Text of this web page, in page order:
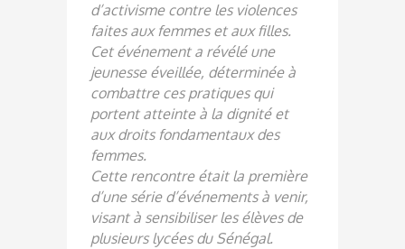
d’activisme contre les violences
faites aux femmes et aux filles.
Cet événement a révélé une
jeunesse éveillée, déterminée à
combattre ces pratiques qui
portent atteinte à la dignité et
aux droits fondamentaux des
femmes.
Cette rencontre était la première
d’une série d’événements à venir,
visant à sensibiliser les élèves de
plusieurs lycées du Sénégal.